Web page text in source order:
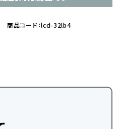
商品コード：lcd-32lb4